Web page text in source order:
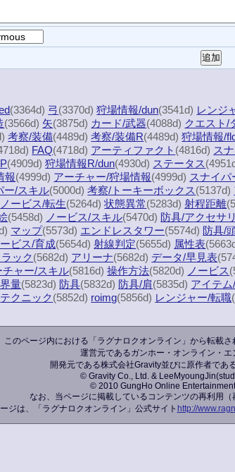
(3364d) 弓(3370d)狩場情報/dun(3541d) レンジ
(3566d) 矢(3875d) カード/武器(4088d) クエスト/
考察/装備(4489d)考察/装備R(4489d)狩場情報/
FAQ(4718d) アーティファクト (4816d) ス
(4909d)狩場情報R/dun(4930d) ステータス
報(4999d) アーチャー/狩場情報(4999d) スナイパ
ー/スキル(5000d)考察/トーキーボックス(5137d)
ノービス/転生(5264d)状態異常(5283d)射程距離
(5458d) ノービス/スキル(5470d) 防具/アクセサリ
マップ(5573d) エンドレスタワー(5574d) 防具/
ービス/育成(5654d)射線判定(5655d) 属性表
ック(5682d) アリーナ(5682d) データ/早見表
チャー/スキル(5816d)操作方法(5820d) ノービス
量(5823d) 防具(5832d) 防具/肩(5835d) アイテム
テクニック(5852d) roimg(5856d) レンジャー/転職
このページ内における「ラグナロクオンライン」から転載
運営元であるガンホー・オンライン・エ
開発元である株式会社Gravity並びに原作者であ
© Gravity Co., Ltd. &
© 2010 GungHo Online
なお、当ページに掲載しているコンテンツの再利用（
ジは、「ラグナロクオンライン」公式サイト http://